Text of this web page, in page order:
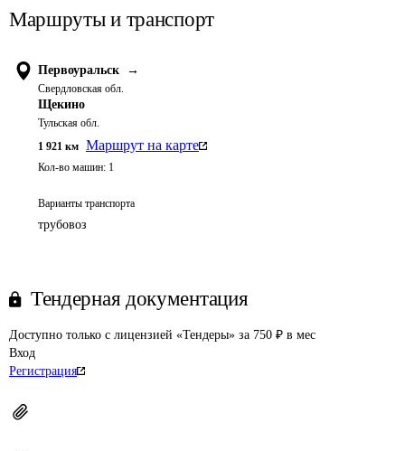
Маршруты и транспорт
Первоуральск →
Свердловская обл.
Щекино
Тульская обл.
1 921 км Маршрут на карте
Кол-во машин: 1
Варианты транспорта
трубовоз
Тендерная документация
Доступно только с лицензией «Тендеры» за 750 ₽ в мес
Вход
Регистрация